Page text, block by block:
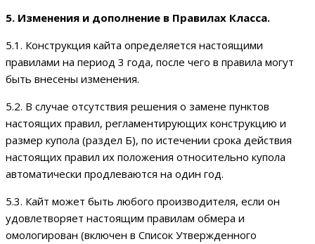
5. Изменения и дополнение в Правилах Класса.
5.1. Конструкция кайта определяется настоящими
правилами на период 3 года, после чего в правила могут
быть внесены изменения.
5.2. В случае отсутствия решения о замене пунктов
настоящих правил, регламентирующих конструкцию и
размер купола (раздел Б), по истечении срока действия
настоящих правил их положения относительно купола
автоматически продлеваются на один год.
5.3. Кайт может быть любого производителя, если он
удовлетворяет настоящим правилам обмера и
омологирован (включен в Список Утвержденного